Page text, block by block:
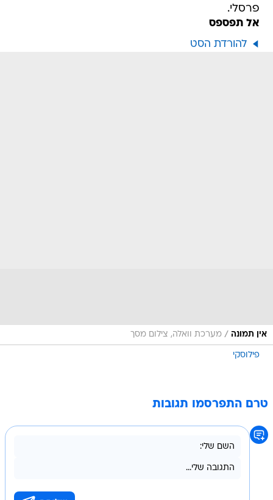
פרסלי.
אל תפספס
להורדת הסט
אין תמונה / מערכת וואלה, צילום מסך
פילוסקי
טרם התפרסמו תגובות